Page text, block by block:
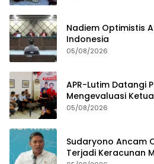
Nadiem Optimistis
Indonesia
05/08/2026
APR-Lutim Datangi
Mengevaluasi Ketua
05/08/2026
Sudaryono Ancam
Terjadi Keracunan